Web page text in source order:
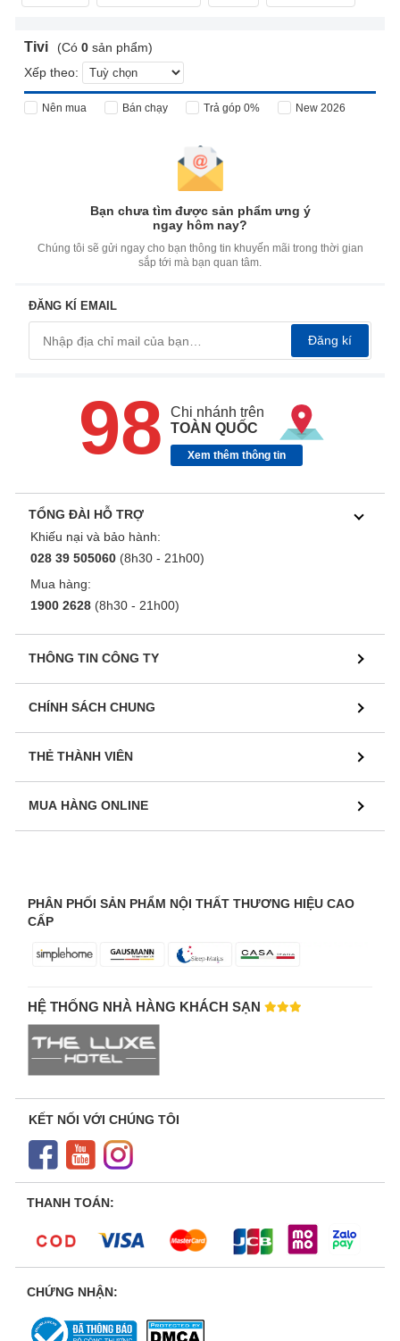
Tivi (Có 0 sản phẩm)
Xếp theo:
Nên mua Bán chạy Trả góp 0% New 2026
Bạn chưa tìm được sản phẩm ưng ý
ngay hôm nay?
Chúng tôi sẽ gửi ngay cho bạn thông tin khuyến mãi trong thời gian
sắp tới mà bạn quan tâm.
ĐĂNG KÍ EMAIL
Đăng kí
98
Chi nhánh trên
TOÀN QUỐC
Xem thêm thông tin
TỔNG ĐÀI HỖ TRỢ
Khiếu nại và bảo hành:
028 39 505060 (8h30 - 21h00)
Mua hàng:
1900 2628 (8h30 - 21h00)
THÔNG TIN CÔNG TY
CHÍNH SÁCH CHUNG
THẺ THÀNH VIÊN
MUA HÀNG ONLINE
PHÂN PHỐI SẢN PHẨM NỘI THẤT THƯƠNG HIỆU CAO
CẤP
HỆ THỐNG NHÀ HÀNG KHÁCH SẠN
KẾT NỐI VỚI CHÚNG TÔI
THANH TOÁN:
CHỨNG NHẬN: